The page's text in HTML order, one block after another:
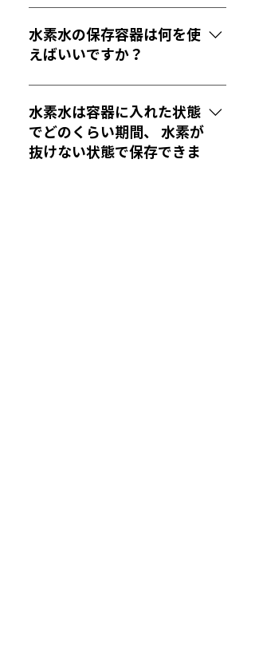
タイプであれば、６年目以降はレ
ンタル料金がほぼ半額となり、と
てもお得です。購入になるとメン
あり、故障のリスクも高くなりま
す。 その点、レンタルですと定期
点検で中を洗浄消毒してフィルタ
交換をするため毎日快適に使って
いただけます。
５年レンタルとなっています。期
間終了後は自動継続になりますの
で、サーバーの主要部分が壊れる
ことができます。
水素水の保存容器は何を使
えばいいですか？
基本的にアルミ製の容器を使いま
す。専用ボトルや、アルミ製のパ
ウチ容器もございますが、自販機
等の缶コーヒーやお茶の容器でア
水素水は容器に入れた状態
でどのくらい期間、 水素が
抜けない状態で保存できま